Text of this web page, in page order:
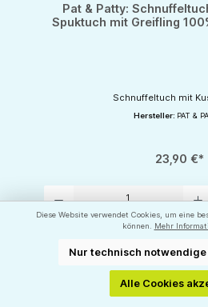
Pat & Patty:
Spuktuch mit Greifling
Schnuffeltuch mit
Hersteller: PAT &
23,90 €*
Diese Website verwendet Cookies, um eine
können.
Mehr
Nur technisch notwendige
Alle Cookies